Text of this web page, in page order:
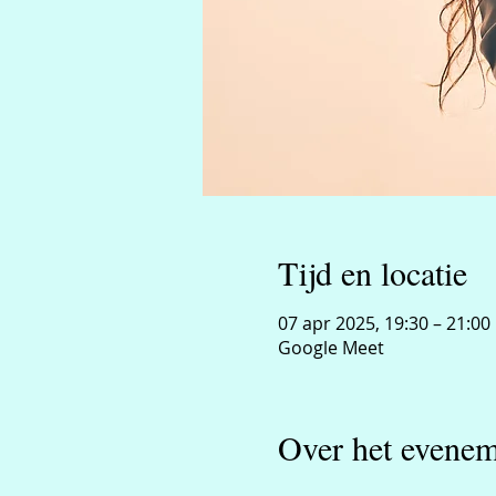
Tijd en locatie
07 apr 2025, 19:30 – 21:00
Google Meet
Over het